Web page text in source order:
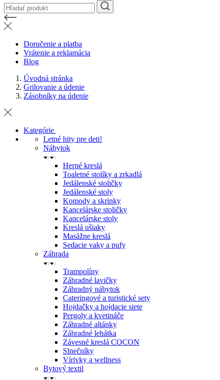
Doručenie a platba
Vrátenie a reklamácia
Blog
Úvodná stránka
Grilovanie a údenie
Zásobníky na údenie
Kategórie
Letné hity pre deti!
Nábytok
Herné kreslá
Toaletné stolíky a zrkadlá
Jedálenské stoličky
Jedálenské stoly
Komody a skrinky
Kancelárske stoličky
Kancelárske stoly
Kreslá ušiaky
Masážne kreslá
Sedacie vaky a pufy
Záhrada
Trampolíny
Záhradné lavičky
Záhradný nábytok
Cateringové a turistické sety
Hojdačky a hojdacie siete
Pergoly a kvetináče
Záhradné altánky
Záhradné lehátka
Závesné kreslá COCON
Slnečníky
Vírivky a wellness
Bytový textil